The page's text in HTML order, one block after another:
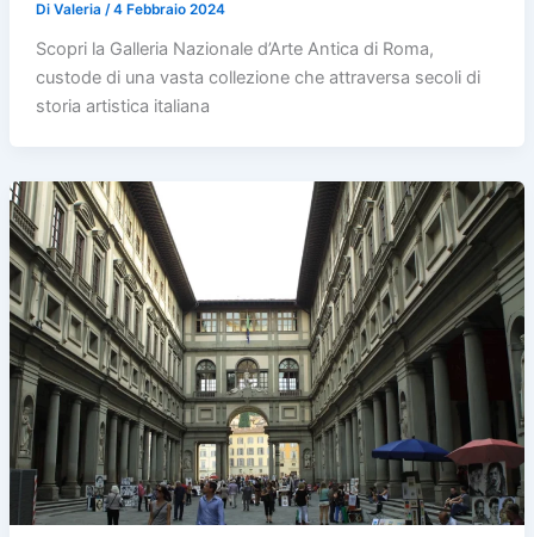
Di Valeria /4 Febbraio 2024
Scopri la Galleria Nazionale d’Arte Antica di Roma,
custode di una vasta collezione che attraversa secoli di
storia artistica italiana